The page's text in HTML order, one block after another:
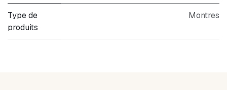
Type de
produits
Montres